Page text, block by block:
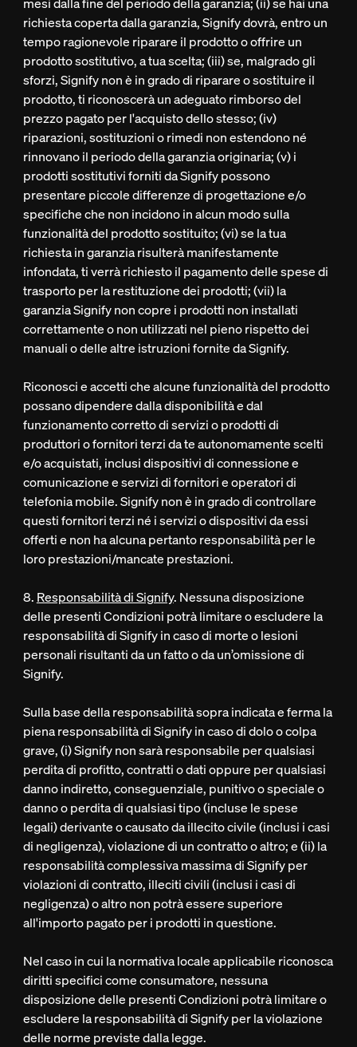
richiesta coperta dalla garanzia, Signify dovrà, entro un
tempo ragionevole riparare il prodotto o offrire un
prodotto sostitutivo, a tua scelta; (iii) se, malgrado gli
sforzi, Signify non è in grado di riparare o sostituire il
prodotto, ti riconoscerà un adeguato rimborso del
prezzo pagato per l'acquisto dello stesso; (iv)
riparazioni, sostituzioni o rimedi non estendono né
rinnovano il periodo della garanzia originaria; (v) i
prodotti sostitutivi forniti da Signify possono
presentare piccole differenze di progettazione e/o
specifiche che non incidono in alcun modo sulla
funzionalità del prodotto sostituito; (vi) se la tua
richiesta in garanzia risulterà manifestamente
infondata, ti verrà richiesto il pagamento delle spese di
trasporto per la restituzione dei prodotti; (vii) la
garanzia Signify non copre i prodotti non installati
correttamente o non utilizzati nel pieno rispetto dei
manuali o delle altre istruzioni fornite da Signify.
Riconosci e accetti che alcune funzionalità del prodotto
possano dipendere dalla disponibilità e dal
funzionamento corretto di servizi o prodotti di
produttori o fornitori terzi da te autonomamente scelti
e/o acquistati, inclusi dispositivi di connessione e
comunicazione e servizi di fornitori e operatori di
telefonia mobile. Signify non è in grado di controllare
questi fornitori terzi né i servizi o dispositivi da essi
offerti e non ha alcuna pertanto responsabilità per le
loro prestazioni/mancate prestazioni.
8. Responsabilità di Signify. Nessuna disposizione
delle presenti Condizioni potrà limitare o escludere la
responsabilità di Signify in caso di morte o lesioni
personali risultanti da un fatto o da un’omissione di
Signify.
Sulla base della responsabilità sopra indicata e ferma la
piena responsabilità di Signify in caso di dolo o colpa
grave, (i) Signify non sarà responsabile per qualsiasi
perdita di profitto, contratti o dati oppure per qualsiasi
danno indiretto, conseguenziale, punitivo o speciale o
danno o perdita di qualsiasi tipo (incluse le spese
legali) derivante o causato da illecito civile (inclusi i casi
di negligenza), violazione di un contratto o altro; e (ii) la
responsabilità complessiva massima di Signify per
violazioni di contratto, illeciti civili (inclusi i casi di
negligenza) o altro non potrà essere superiore
all'importo pagato per i prodotti in questione.
Nel caso in cui la normativa locale applicabile riconosca
diritti specifici come consumatore, nessuna
disposizione delle presenti Condizioni potrà limitare o
escludere la responsabilità di Signify per la violazione
delle norme previste dalla legge.